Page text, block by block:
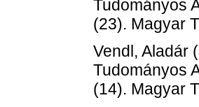
Tudományos
(23). Magyar
Vendl, Aladár
Tudományos
(14). Magyar